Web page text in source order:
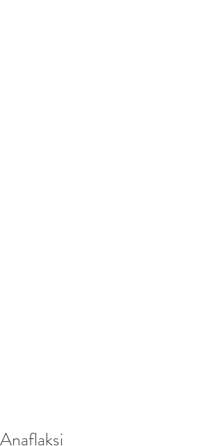
Anaflaksi